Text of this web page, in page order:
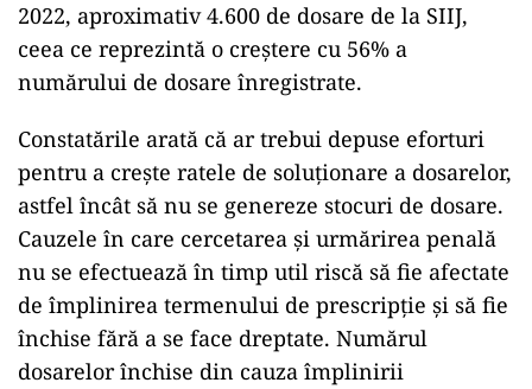
2022, aproximativ 4.600 de dosare de la SIIJ,
ceea ce reprezintă o creștere cu 56% a
numărului de dosare înregistrate.
Constatările arată că ar trebui depuse eforturi
pentru a crește ratele de soluționare a dosarelor,
astfel încât să nu se genereze stocuri de dosare.
Cauzele în care cercetarea și urmărirea penală
nu se efectuează în timp util riscă să fie afectate
de împlinirea termenului de prescripție și să fie
închise fără a se face dreptate. Numărul
dosarelor închise din cauza împlinirii